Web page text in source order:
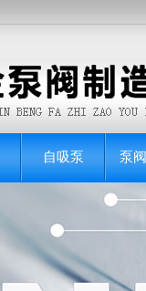
自吸泵 泵